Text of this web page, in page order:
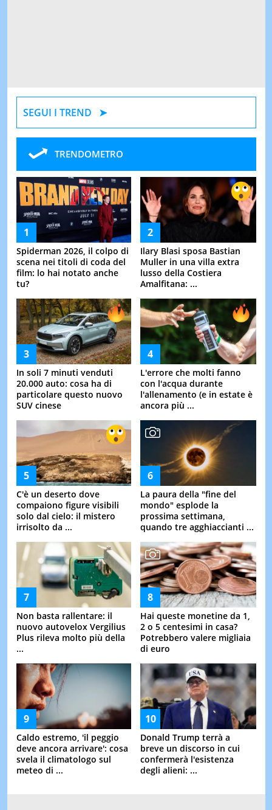
SEGUI I TREND
TRENDOMETRO
Spiderman 2026, il colpo di
scena nei titoli di coda del
film: lo hai notato anche
tu?
Ilary Blasi sposa Bastian
Muller in una villa extra
lusso della Costiera
Amalfitana: ...
In soli 7 minuti venduti
20.000 auto: cosa ha di
particolare questo nuovo
SUV cinese
L'errore che molti fanno
con l'acqua durante
l'allenamento (e in estate è
ancora più ...
C'è un deserto dove
compaiono figure visibili
solo dal cielo: il mistero
irrisolto da ...
La paura della "fine del
mondo" esplode la
prossima settimana,
quando tre agghiaccianti ...
Non basta rallentare: il
nuovo autovelox Vergilius
Plus rileva molto più della
...
Hai queste monetine da 1,
2 o 5 centesimi in casa?
Potrebbero valere migliaia
di euro
Caldo estremo, 'il peggio
deve ancora arrivare': cosa
svela il climatologo sul
meteo di ...
Donald Trump terrà a
breve un discorso in cui
confermerà l'esistenza
degli alieni: ...